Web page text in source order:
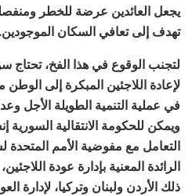
يجعل العائدين عرضة للخطر
تهدف إلى تعافي السكان الموجودين.
لتجنب الوقوع في هذا الفخ،
لإعادة اللاجئين المبكرة إلى
في عملية التنمية الطويلة الأجل
ويمكن للحكومة الانتقالية
التعامل مع مفوضية الأمم المتحدة
الرائدة المعنية بإدارة عودة
ذلك الأردن ولبنان وتركيا، لإدارة